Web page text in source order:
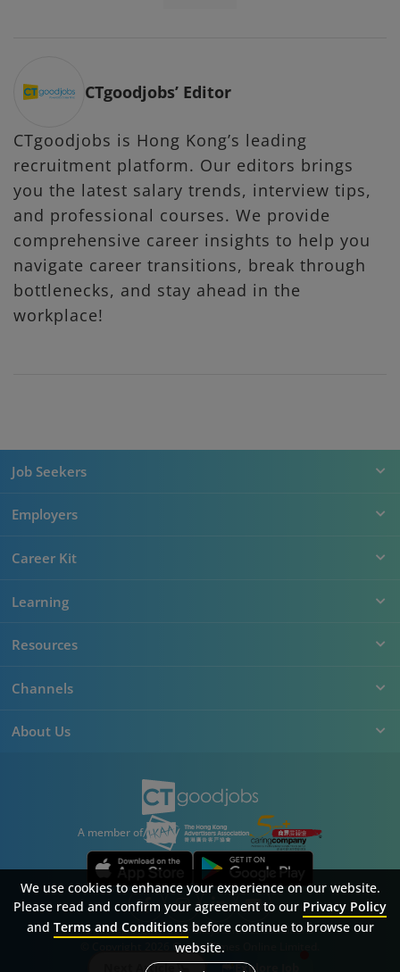
Next Article Explore Job
CTgoodjobs’ Editor
CTgoodjobs is Hong Kong’s leading
recruitment platform. Our editors brings
you the latest salary trends, interview tips,
and professional courses. We provide
comprehensive career insights to help you
navigate career transitions, break through
bottlenecks, and stay ahead in the
workplace!
Job Seekers
Employers
Career Kit
Learning
Resources
Channels
About Us
A member of
© Copyright 2026 Career Times Online Limited.
All rights reserved.
SitemapFAQPrivacy PolicyTerms & Conditions
We use cookies to enhance your experience on our website.
Please read and confirm your agreement to our Privacy Policy
and Terms and Conditionsbefore continue to browse our
website.